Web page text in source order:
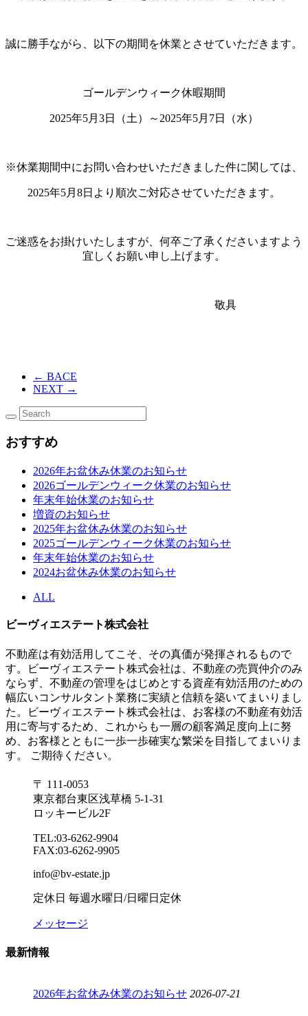
誠に勝手ながら、以下の期間を休業とさせていただきます。
ゴールデンウィーク休暇期間
2025年5月3日（土）～2025年5月7日（水）
※休業期間中にお問い合わせいただきました件に関しては、
2025年5月8日より順次ご対応させていただきます。
ご迷惑をお掛けいたしますが、何卒ご了承くださいますよう
宜しくお願い申し上げます。
敬具
← BACE
NEXT →
おすすめ
2026年お盆休み休業のお知らせ
2026ゴールデンウィーク休業のお知らせ
年末年始休業のお知らせ
増資のお知らせ
2025年お盆休み休業のお知らせ
2025ゴールデンウィーク休業のお知らせ
年末年始休業のお知らせ
2024お盆休み休業のお知らせ
ALL
ビーヴィエステート株式会社
不動産は有効活用してこそ、その真価が発揮されるもので
す。ビーヴィエステート株式会社は、不動産の売買仲介のみ
ならず、不動産の管理をはじめとする資産有効活用のための
幅広いコンサルタント業務に実績と信頼を築いてまいりまし
た。ビーヴィエステート株式会社は、お客様の不動産有効活
用に寄与するため、これからも一層の顧客満足度向上に努
め、お客様とともに一歩一歩確実な繁栄を目指してまいりま
す。 ご期待ください。
〒 111-0053
東京都台東区浅草橋 5-1-31
ロッキービル2F
TEL:03-6262-9904
FAX:03-6262-9905
info@bv-estate.jp
定休日 毎週水曜日/日曜日定休
メッセージ
最新情報
2026年お盆休み休業のお知らせ 2026-07-21